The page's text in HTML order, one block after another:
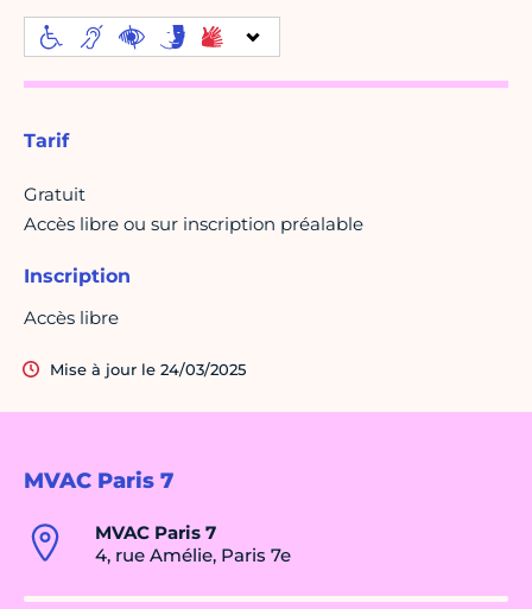
MVAC Paris 7
MVAC Paris 7
4, rue Amélie, Paris 7e
Tarif
Gratuit
Accès libre ou sur inscription préalable
Inscription
Accès libre
Mise à jour le 24/03/2025